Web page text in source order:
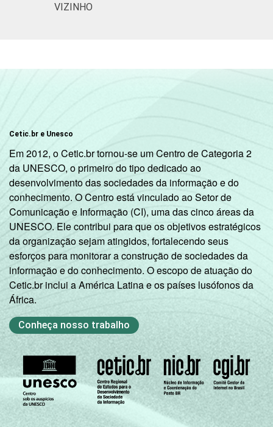
VIZINHO
Cetic.br e Unesco
Em 2012, o Cetic.br tornou-se um Centro de Categoria 2
da UNESCO, o primeiro do tipo dedicado ao
desenvolvimento das sociedades da informação e do
conhecimento. O Centro está vinculado ao Setor de
Comunicação e Informação (CI), uma das cinco áreas da
UNESCO. Ele contribui para que os objetivos estratégicos
da organização sejam atingidos, fortalecendo seus
esforços para monitorar a construção de sociedades da
informação e do conhecimento. O escopo de atuação do
Cetic.br inclui a América Latina e os países lusófonos da
África.
Conheça nosso trabalho